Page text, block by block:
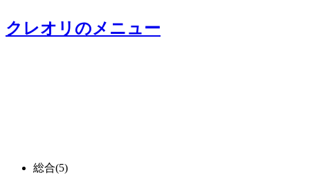
クレオリ のメニュー
総合(5)